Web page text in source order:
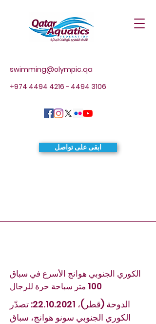
swimming@olympic.qa
+974 4494 4216 - 4494 3106
ابقى على تواصل
الكوري الجنوبي هوانج الأسرع في سباق
100 متر سباحة حرة للرجال
الدوحة (قطر)، 22.10.2021: تصدّر
الكوري الجنوبي سونو هوانج، سباق